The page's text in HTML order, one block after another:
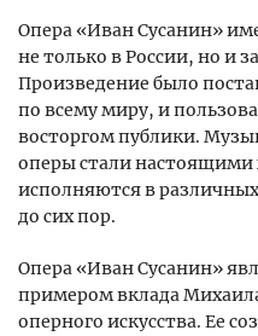
Опера «Иван Сусанин»
не только в России, но и
Произведение было
по всему миру, и
восторгом публики.
оперы стали настоящими
исполняются в
до сих пор.
Опера «Иван Сусанин»
примером вклада
оперного искусства. Ее